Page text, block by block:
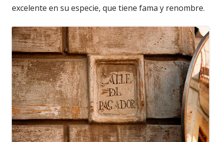
excelente en su especie, que tiene fama y renombre.